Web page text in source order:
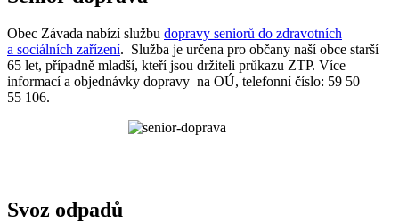
Obec Závada nabízí službu dopravy seniorů do zdravotních
a sociálních zařízení. Služba je určena pro občany naší obce starší
65 let, případně mladší, kteří jsou držiteli průkazu ZTP. Více
informací a objednávky dopravy na OÚ, telefonní číslo: 59 50
55 106.
Svoz odpadů